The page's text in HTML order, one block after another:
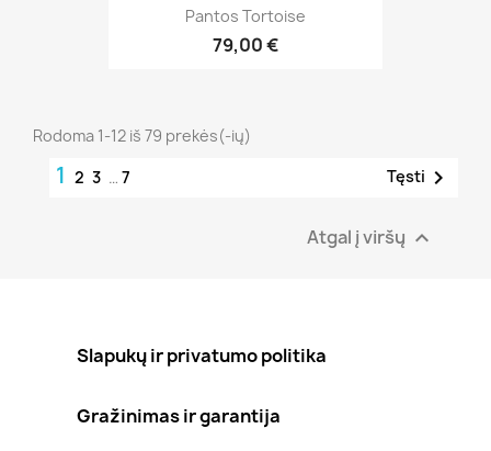
Pantos Tortoise
79,00 €
Rodoma 1-12 iš 79 prekės(-ių)
1 2 3 … 7 Tęsti 
Atgal į viršų 
Slapukų ir privatumo politika
Gražinimas ir garantija